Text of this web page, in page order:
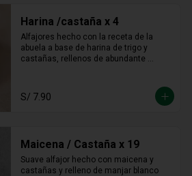
Harina /castaña x 4
Alfajores hecho con la receta de la
abuela a base de harina de trigo y
castañas, rellenos de abundante
S/ 7.90
Maicena / Castaña x 19
Suave alfajor hecho con maicena y
castañas y relleno de manjar blanco